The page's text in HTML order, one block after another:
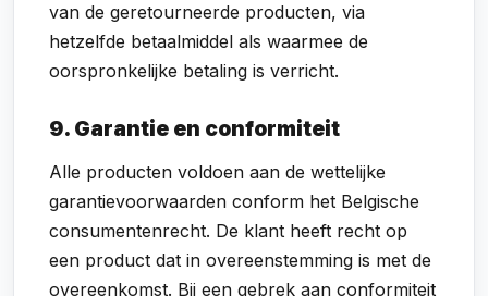
van de geretourneerde producten, via
hetzelfde betaalmiddel als waarmee de
oorspronkelijke betaling is verricht.
9. Garantie en conformiteit
Alle producten voldoen aan de wettelijke
garantievoorwaarden conform het Belgische
consumentenrecht. De klant heeft recht op
een product dat in overeenstemming is met de
overeenkomst. Bij een gebrek aan conformiteit